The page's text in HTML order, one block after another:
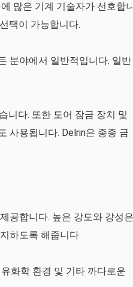
많은 기계 기술자가 선호합
택이 가능합니다.
분야에서 일반적입니다. 일반
니다. 또한 도어 잠금 장치 및
사용됩니다. Delrin은 종종 금
공합니다. 높은 강도와 ​​강성은
하도록 해줍니다.
화학 환경 및 기타 까다로운